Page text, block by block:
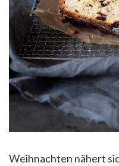
Weihnachten nähert